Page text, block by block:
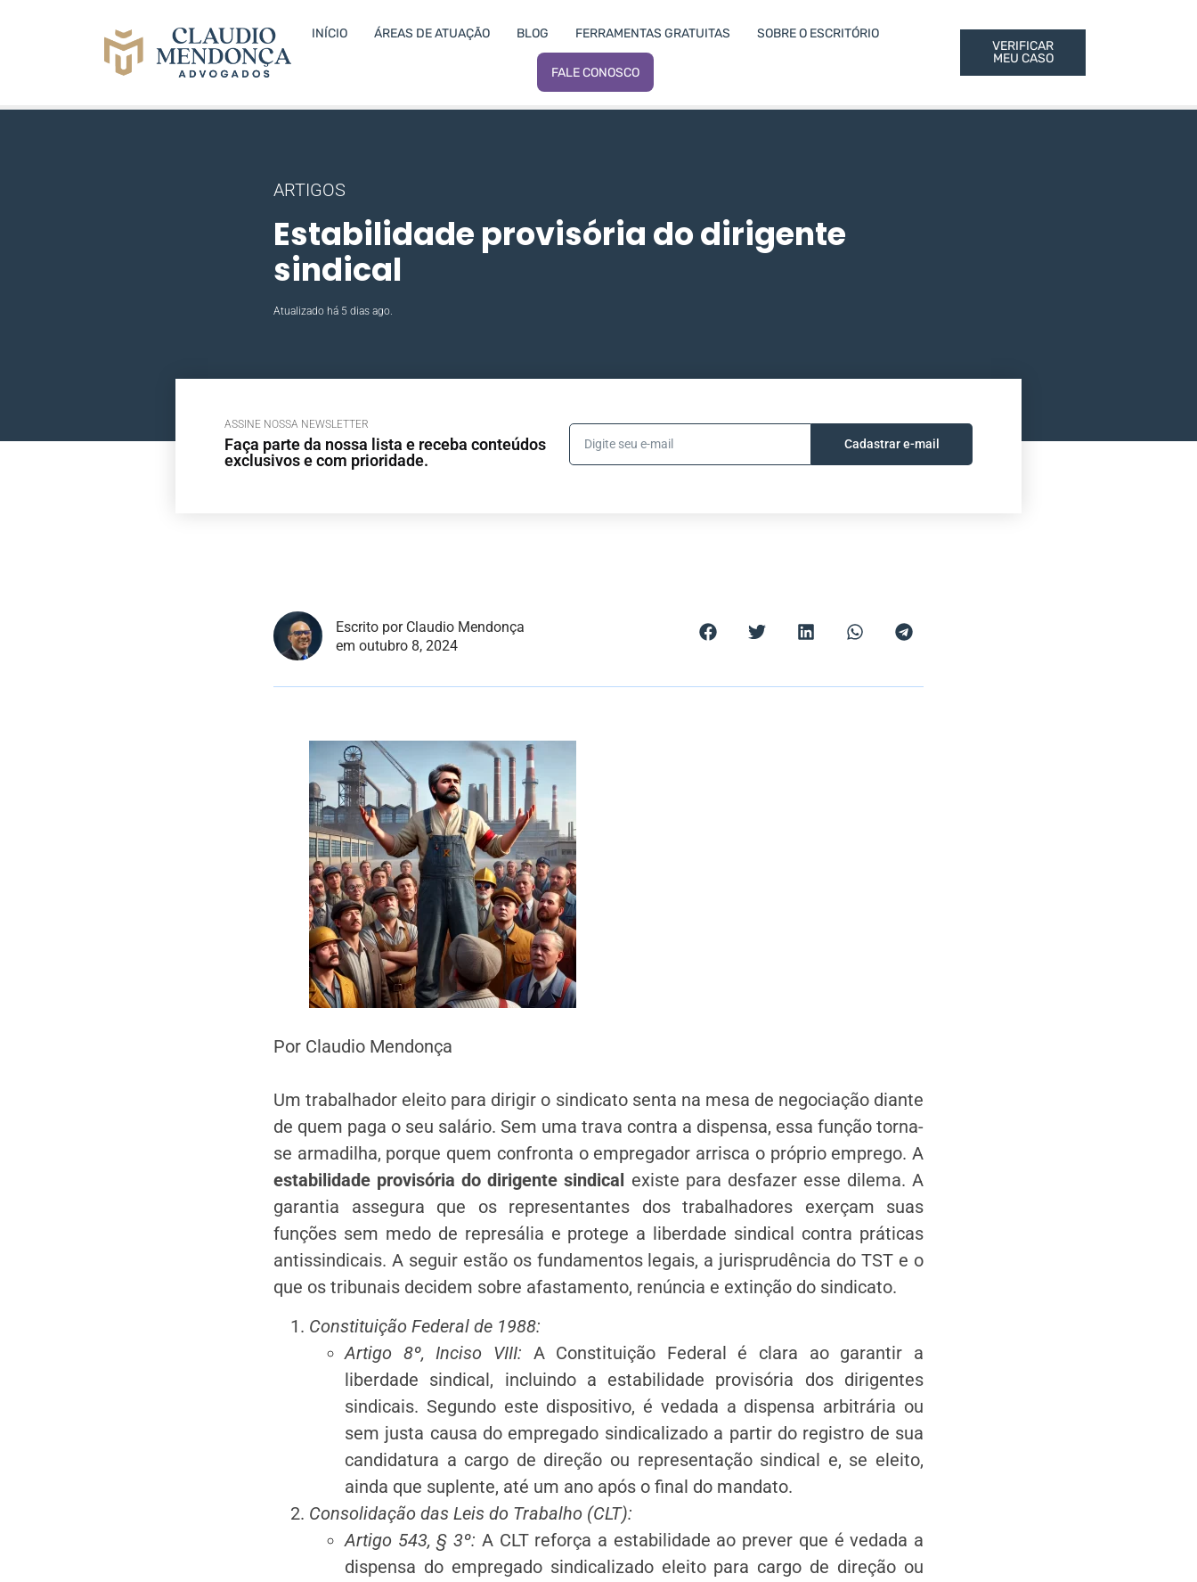
INÍCIO ÁREAS DE ATUAÇÃO BLOG FERRAMENTAS GRATUITAS SOBRE O ESCRITÓRIO
FALE CONOSCO
VERIFICAR
MEU CASO
ARTIGOS
Estabilidade provisória do dirigente
sindical
Atualizado há 5 dias ago.
ASSINE NOSSA NEWSLETTER
Faça parte da nossa lista e receba conteúdos
exclusivos e com prioridade.
Cadastrar e-mail
Escrito por Claudio Mendonça
em outubro 8, 2024
Por Claudio Mendonça
Um trabalhador eleito para dirigir o sindicato senta na mesa de negociação diante
de quem paga o seu salário. Sem uma trava contra a dispensa, essa função torna-
se armadilha, porque quem confronta o empregador arrisca o próprio emprego. A
estabilidade provisória do dirigente sindical existe para desfazer esse dilema. A
garantia assegura que os representantes dos trabalhadores exerçam suas
funções sem medo de represália e protege a liberdade sindical contra práticas
antissindicais. A seguir estão os fundamentos legais, a jurisprudência do TST e o
que os tribunais decidem sobre afastamento, renúncia e extinção do sindicato.
Constituição Federal de 1988:
Artigo 8º, Inciso VIII: A Constituição Federal é clara ao garantir a
liberdade sindical, incluindo a estabilidade provisória dos dirigentes
sindicais. Segundo este dispositivo, é vedada a dispensa arbitrária ou
sem justa causa do empregado sindicalizado a partir do registro de sua
candidatura a cargo de direção ou representação sindical e, se eleito,
ainda que suplente, até um ano após o final do mandato.
Consolidação das Leis do Trabalho (CLT):
Artigo 543, § 3º: A CLT reforça a estabilidade ao prever que é vedada a
dispensa do empregado sindicalizado eleito para cargo de direção ou